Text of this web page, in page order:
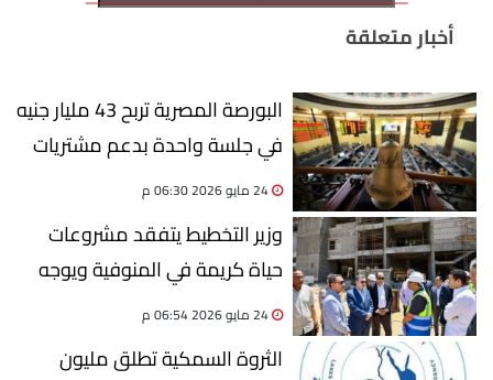
أخبار متعلقة
البورصة المصرية تربح 43 مليار جنيه
في جلسة واحدة بدعم مشتريات
الأجانب
24 مايو 2026 06:30 م
وزير التخطيط يتفقد مشروعات
حياة كريمة في المنوفية ويوجه
بسرعة إنهاء الأعمال
24 مايو 2026 06:54 م
الثروة السمكية تطلق مليون